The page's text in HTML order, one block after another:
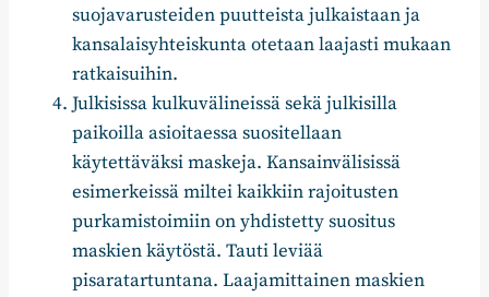
suojavarusteiden puutteista julkaistaan ja
kansalaisyhteiskunta otetaan laajasti mukaan
ratkaisuihin.
Julkisissa kulkuvälineissä sekä julkisilla
paikoilla asioitaessa suositellaan
käytettäväksi maskeja. Kansainvälisissä
esimerkeissä miltei kaikkiin rajoitusten
purkamistoimiin on yhdistetty suositus
maskien käytöstä. Tauti leviää
pisaratartuntana. Laajamittainen maskien